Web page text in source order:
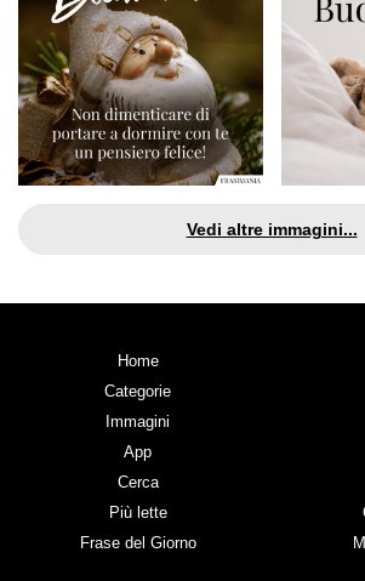
Vedi altre immagini...
Home
Categorie
Immagini
App
Cerca
Più lette
Frase del Giorno